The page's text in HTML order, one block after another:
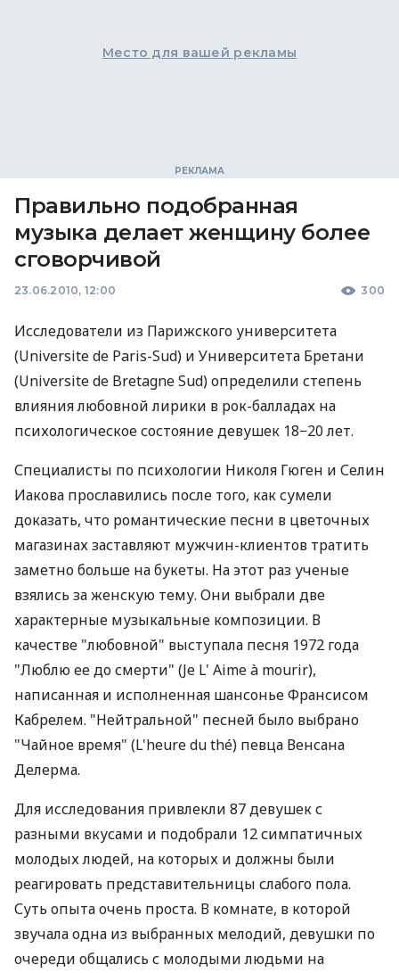
Место для вашей рекламы
Правильно подобранная
музыка делает женщину более
сговорчивой
23.06.2010, 12:00 300
Исследователи из Парижского университета
(Universite de Paris-Sud) и Университета Бретани
(Universite de Bretagne Sud) определили степень
влияния любовной лирики в рок-балладах на
психологическое состояние девушек 18−20 лет.
Специалисты по психологии Николя Гюген и Селин
Иакова прославились после того, как сумели
доказать, что романтические песни в цветочных
магазинах заставляют мужчин-клиентов тратить
заметно больше на букеты. На этот раз ученые
взялись за женскую тему. Они выбрали две
характерные музыкальные композиции. В
качестве "любовной" выступала песня 1972 года
"Люблю ее до смерти" (Je L' Aime à mourir),
написанная и исполненная шансонье Франсисом
Кабрелем. "Нейтральной" песней было выбрано
"Чайное время" (L'heure du thé) певца Венсана
Делерма.
Для исследования привлекли 87 девушек с
разными вкусами и подобрали 12 симпатичных
молодых людей, на которых и должны были
реагировать представительницы слабого пола.
Суть опыта очень проста. В комнате, в которой
звучала одна из выбранных мелодий, девушки по
очереди общались с молодыми людьми на